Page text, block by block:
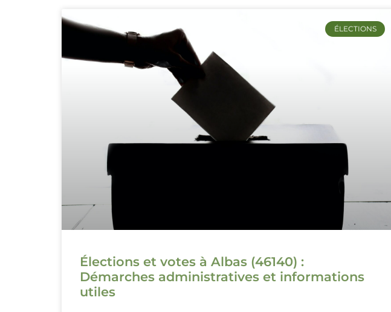
ÉLECTIONS
Élections et votes à Albas (46140) :
Démarches administratives et informations
utiles